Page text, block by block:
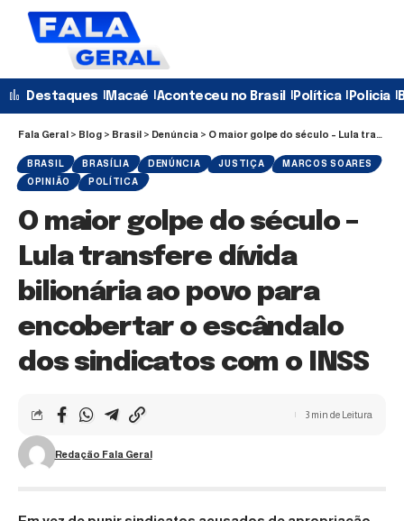
Destaques Macaé Aconteceu no Brasil Política Policia
Fala Geral > Blog > Brasil > Denúncia > O maior golpe do século – Lula transfere dívida bilionária ao povo para encobertar o escândalo dos sindicatos com o INSS
BRASIL BRASÍLIA DENÚNCIA JUSTIÇA
MARCOS SOARES
OPINIÃO
POLÍTICA
O maior golpe do século –
Lula transfere dívida
bilionária ao povo para
encobertar o escândalo
dos sindicatos com o INSS
Redação Fala Geral
3 min de Leitura